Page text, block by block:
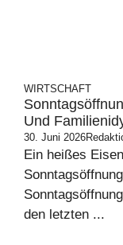
WIRTSCHAFT
Und
30. Juni 2026
Ein heißes
den letzten ...